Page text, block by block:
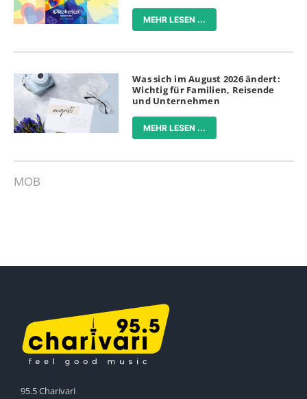
MEHR LESEN ...
Was sich im August 2026 ändert:
Wichtig für Familien, Reisende
und Unternehmen
MEHR LESEN ...
MOB
95.5 Charivari